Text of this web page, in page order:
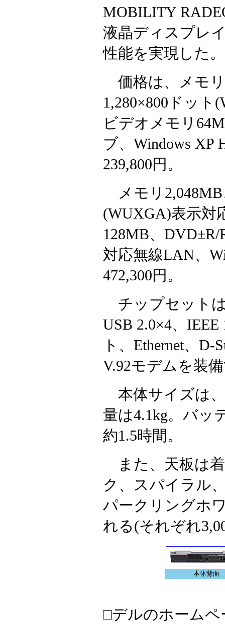
MOBILITY
液晶ディスプレ
性能を実現した。
価格は、メモリ
1,280×800ドッ
ビデオメモリ
ブ、Windows XP
239,800円。
メモリ2,048MB
(WUXGA)表示対
128MB、DVD±R/
対応無線LAN、
472,300円。
チップセットは
USB 2.0×4、
ト、Ethernet、
V.92モデムを装
本体サイズは、
量は4.1kg。バッ
約1.5時間。
また、天板は
ク、スパイラル
パークリングホ
れる(それぞれ
本体背面
□デルのホームペ